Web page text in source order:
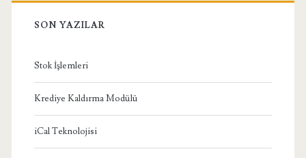
SON YAZILAR
Stok İşlemleri
Krediye Kaldırma Modülü
iCal Teknolojisi